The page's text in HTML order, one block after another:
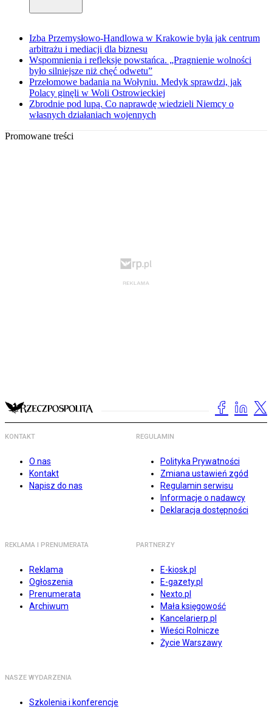
Izba Przemysłowo-Handlowa w Krakowie była jak centrum
arbitrażu i mediacji dla biznesu
Wspomnienia i refleksje powstańca. „Pragnienie wolności
było silniejsze niż chęć odwetu”
Przełomowe badania na Wołyniu. Medyk sprawdzi, jak
Polacy ginęli w Woli Ostrowieckiej
Zbrodnie pod lupą. Co naprawdę wiedzieli Niemcy o
własnych działaniach wojennych
Promowane treści
KONTAKT
O nas
Kontakt
Napisz do nas
REGULAMIN
Polityka Prywatności
Zmiana ustawień zgód
Regulamin serwisu
Informacje o nadawcy
Deklaracja dostępności
REKLAMA I PRENUMERATA
Reklama
Ogłoszenia
Prenumerata
Archiwum
PARTNERZY
E-kiosk.pl
E-gazety.pl
Nexto.pl
Mała księgowość
Kancelarierp.pl
Wieści Rolnicze
Życie Warszawy
NASZE WYDARZENIA
Szkolenia i konferencje